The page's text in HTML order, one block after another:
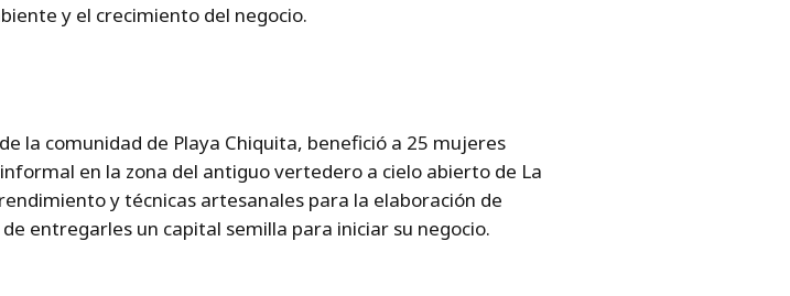
y el crecimiento del negocio.
la comunidad de Playa Chiquita, benefició a 25 mujeres
en la zona del antiguo vertedero a cielo abierto de La
y técnicas artesanales para la elaboración de
entregarles un capital semilla para iniciar su negocio.